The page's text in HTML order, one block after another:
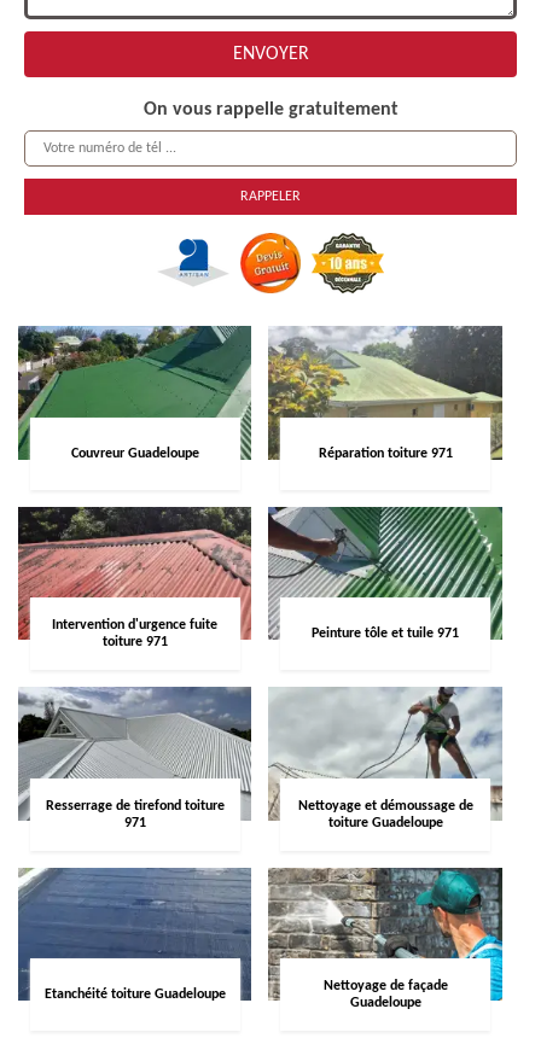
On vous rappelle gratuitement
Couvreur Guadeloupe Réparation toiture 971
Intervention d'urgence fuite
toiture 971
Peinture tôle et tuile 971
Resserrage de tirefond toiture
971
Nettoyage et démoussage de
toiture Guadeloupe
Etanchéité toiture Guadeloupe
Nettoyage de façade
Guadeloupe